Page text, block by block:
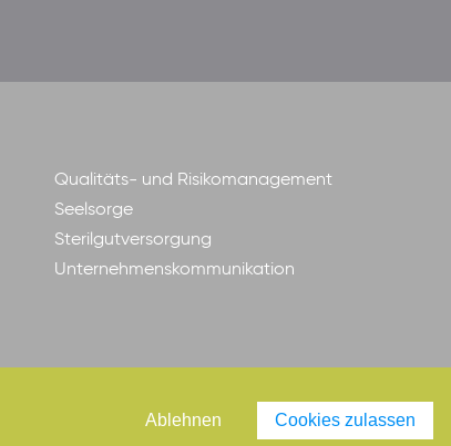
Qualitäts- und Risikomanagement
Seelsorge
Sterilgutversorgung
Unternehmenskommunikation
Ablehnen Cookies zulassen